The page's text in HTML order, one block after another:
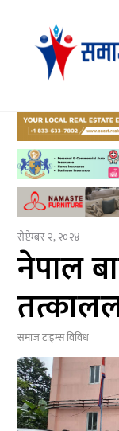
content
सेप्टेम्बर २, २०२४
नेपाल
समाज टाइम्सविविध